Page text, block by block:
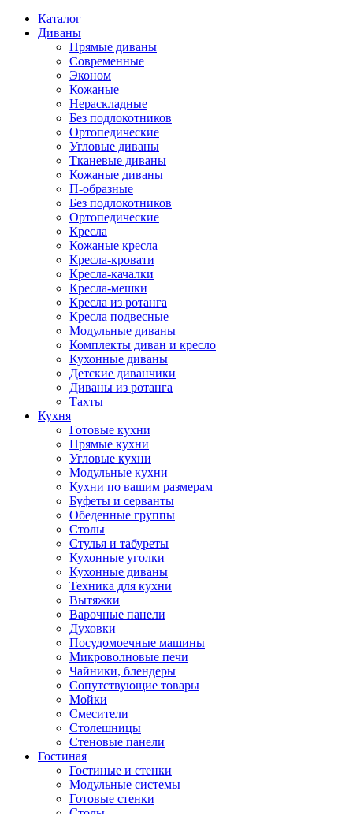
Каталог
Диваны
Прямые диваны
Современные
Эконом
Кожаные
Нераскладные
Без подлокотников
Ортопедические
Угловые диваны
Тканевые диваны
Кожаные диваны
П-образные
Без подлокотников
Ортопедические
Кресла
Кожаные кресла
Кресла-кровати
Кресла-качалки
Кресла-мешки
Кресла из ротанга
Кресла подвесные
Модульные диваны
Комплекты диван и кресло
Кухонные диваны
Детские диванчики
Диваны из ротанга
Тахты
Кухня
Готовые кухни
Прямые кухни
Угловые кухни
Модульные кухни
Кухни по вашим размерам
Буфеты и серванты
Обеденные группы
Столы
Стулья и табуреты
Кухонные уголки
Кухонные диваны
Техника для кухни
Вытяжки
Варочные панели
Духовки
Посудомоечные машины
Микроволновые печи
Чайники, блендеры
Сопутствующие товары
Мойки
Смесители
Столешницы
Стеновые панели
Гостиная
Гостиные и стенки
Модульные системы
Готовые стенки